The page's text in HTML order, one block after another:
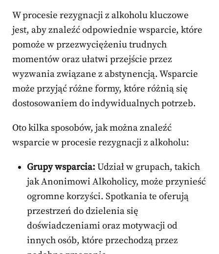
W procesie rezygnacji z alkoholu kluczowe
jest, aby znaleźć odpowiednie wsparcie, które
pomoże w przezwyciężeniu trudnych
momentów oraz ułatwi przejście przez
wyzwania związane z abstynencją. Wsparcie
może przyjąć różne formy, które różnią się
dostosowaniem do indywidualnych potrzeb.
Oto kilka sposobów, jak można znaleźć
wsparcie w procesie rezygnacji z alkoholu:
Grupy wsparcia: Udział w grupach, takich
jak Anonimowi Alkoholicy, może przynieść
ogromne korzyści. Spotkania te oferują
przestrzeń do dzielenia się
doświadczeniami oraz motywacji od
innych osób, które przechodzą przez